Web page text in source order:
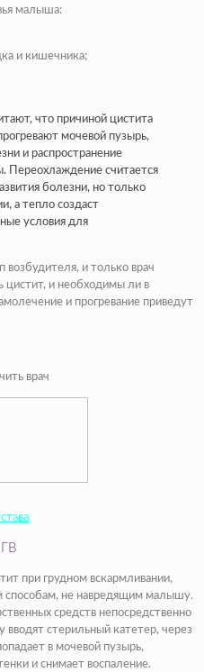
малыша:
и кишечника;
что причиной цистита
мочевой пузырь,
и распространение
Переохлаждение считается
болезни, но только
а тепло создаст
условия для
возбудителя, и только врач
цистит, и необходимы ли в
и прогревание приведут
врач
при грудном вскармливании,
способам, не навредящим малышу.
средств непосредственно
вводят стерильный катетер, через
в мочевой пузырь,
и снимает воспаление.